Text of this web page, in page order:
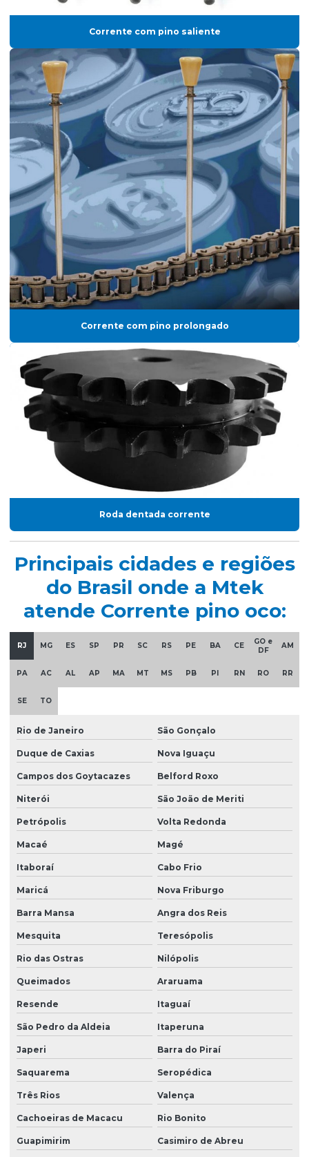
Corrente com pino saliente
Corrente com pino prolongado
Roda dentada corrente
Principais cidades e regiões
do Brasil onde a Mtek
atende Corrente pino oco:
RJ MG ES SP PR SC RS PE BA CE
GO e
DF
AM
PA AC AL AP MA MT MS PB PI RN RO RR
SE TO
Rio de Janeiro São Gonçalo
Duque de Caxias Nova Iguaçu
Campos dos Goytacazes Belford Roxo
Niterói São João de Meriti
Petrópolis Volta Redonda
Macaé Magé
Itaboraí Cabo Frio
Maricá Nova Friburgo
Barra Mansa Angra dos Reis
Mesquita Teresópolis
Rio das Ostras Nilópolis
Queimados Araruama
Resende Itaguaí
São Pedro da Aldeia Itaperuna
Japeri Barra do Piraí
Saquarema Seropédica
Três Rios Valença
Cachoeiras de Macacu Rio Bonito
Guapimirim Casimiro de Abreu